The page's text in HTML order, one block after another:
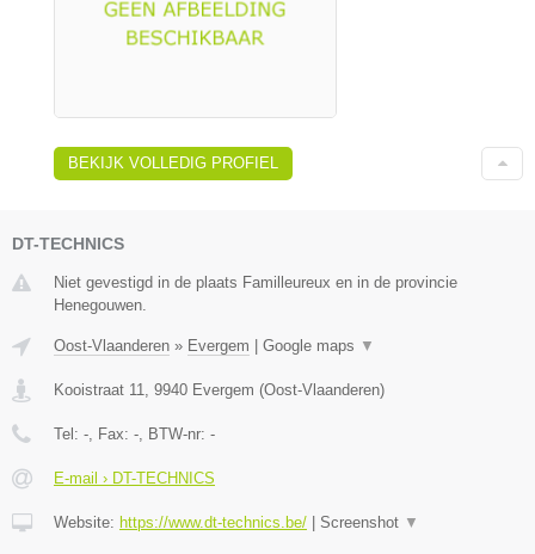
BEKIJK VOLLEDIG PROFIEL
DT-TECHNICS
Niet gevestigd in de plaats Familleureux en in de provincie
Henegouwen.
Oost-Vlaanderen » Evergem Google maps ▼
Kooistraat 11 9940 Evergem (Oost-Vlaanderen)
Tel: - , Fax: - , BTW-nr: -
E-mail › DT-TECHNICS
Website: https://www.dt-technics.be/ Screenshot ▼